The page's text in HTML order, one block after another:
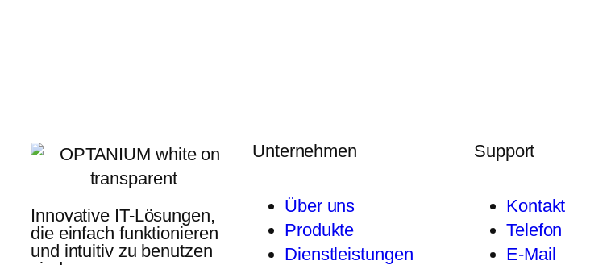
Innovative IT-Lösungen,
die einfach funktionieren
und intuitiv zu benutzen
Unternehmen
Über uns
Produkte
Dienstleistungen
Support
Kontakt
Telefon
E-Mail